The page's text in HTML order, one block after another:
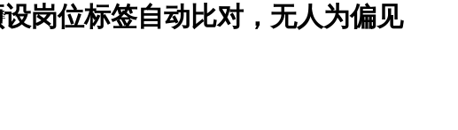
岗位标签自动比对，无人为偏见